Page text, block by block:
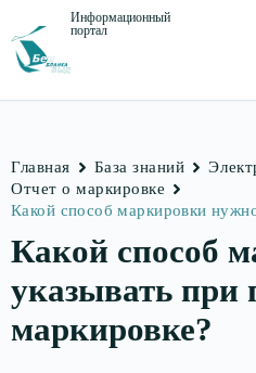
Информационный
портал
Главная База знаний
Отчет о маркировке
Какой способ маркировки
Какой способ
указывать при
маркировке?